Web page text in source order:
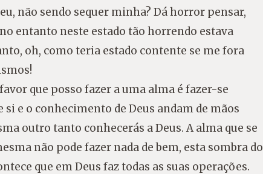
não sendo sequer minha? Dá horror pensar,
entanto neste estado tão horrendo estava
oh, como teria estado contente se me fora
que posso fazer a uma alma é fazer-se
e o conhecimento de Deus andam de mãos
outro tanto conhecerás a Deus. A alma que se
não pode fazer nada de bem, esta sombra do
que em Deus faz todas as suas operações.